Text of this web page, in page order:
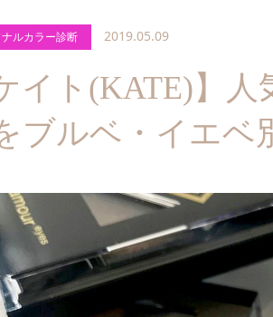
ルカラー診断 2019.05.09
イト(KATE)】
ブルベ・イエベ